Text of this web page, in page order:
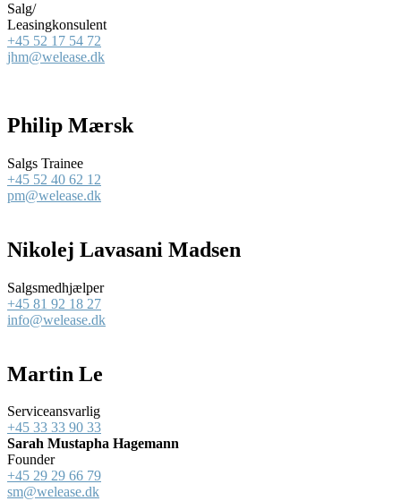
Salg/
Leasingkonsulent
+45 52 17 54 72
jhm@welease.dk
Philip Mærsk
Salgs Trainee
+45 52 40 62 12
pm@welease.dk
Nikolej Lavasani Madsen
Salgsmedhjælper
+45 81 92 18 27
info@welease.dk
Martin Le
Serviceansvarlig
+45 33 33 90 33
Sarah Mustapha Hagemann
Founder
+45 29 29 66 79
sm@welease.dk